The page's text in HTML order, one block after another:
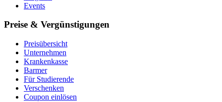
Events
Preise & Vergünstigungen
Preisübersicht
Unternehmen
Krankenkasse
Barmer
Für Studierende
Ver­schen­ken
Coupon einlösen